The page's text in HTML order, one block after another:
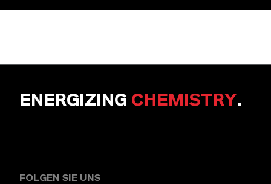
ENERGIZING CHEMISTRY.
FOLGEN SIE UNS